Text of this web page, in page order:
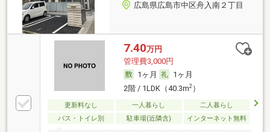
広島県広島市中区舟入南２丁目
7.40万円
管理費3,000円
1ヶ月
1ヶ月
2階 / 1LDK（40.3m2）
更新料なし 一人暮らし
二人暮らし
バス・トイレ別
駐車場(近隣含) インターネット無料